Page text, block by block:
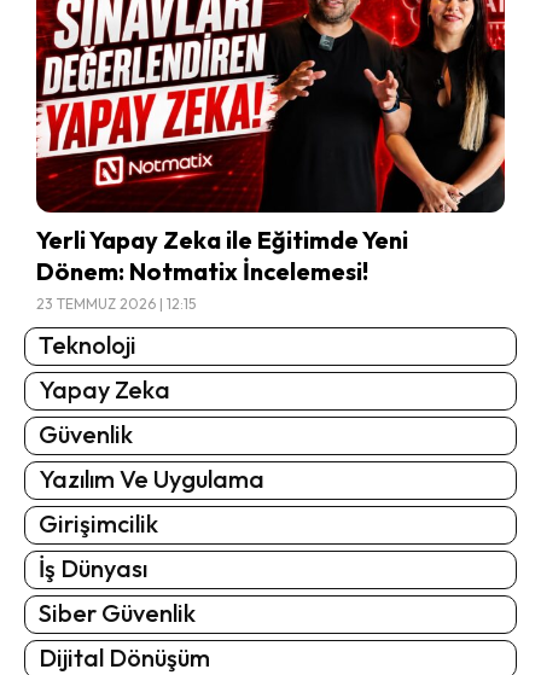
Yerli Yapay Zeka ile Eğitimde Yeni
Dönem: Notmatix İncelemesi!
23 TEMMUZ 2026 | 12:15
Teknoloji
Yapay Zeka
Güvenlik
Yazılım Ve Uygulama
Girişimcilik
İş Dünyası
Siber Güvenlik
Dijital Dönüşüm